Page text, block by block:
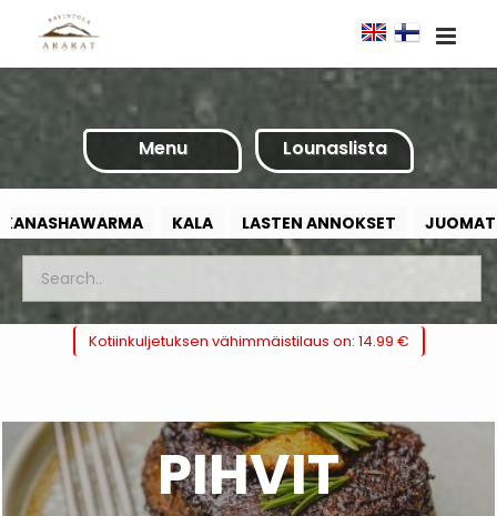
Menu Lounaslista
KANASHAWARMA KALA LASTEN ANNOKSET JUOMAT
Kotiinkuljetuksen vähimmäistilaus on: 14.99 €
PIHVIT